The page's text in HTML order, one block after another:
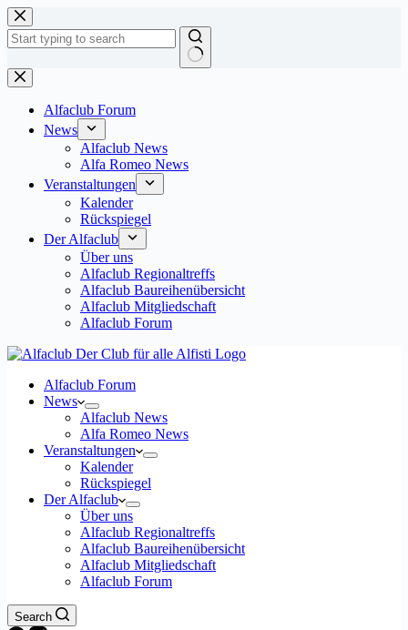
Zum
Inhalt
springen
Keine
Ergebnisse
Alfaclub Forum
News
Alfaclub News
Alfa Romeo News
Veranstaltungen
Kalender
Rückspiegel
Der Alfaclub
Über uns
Alfaclub Regionaltreffs
Alfaclub Baureihenübersicht
Alfaclub Mitgliedschaft
Alfaclub Forum
Alfaclub Forum
News
Alfaclub News
Alfa Romeo News
Veranstaltungen
Kalender
Rückspiegel
Der Alfaclub
Über uns
Alfaclub Regionaltreffs
Alfaclub Baureihenübersicht
Alfaclub Mitgliedschaft
Alfaclub Forum
Search